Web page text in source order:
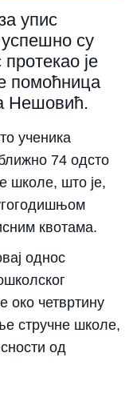
упис
су
је
помоћница
Нешовић.
ученика
74 одсто
школе, што је,
квотама.
однос
око четвртину
стручне школе,
од